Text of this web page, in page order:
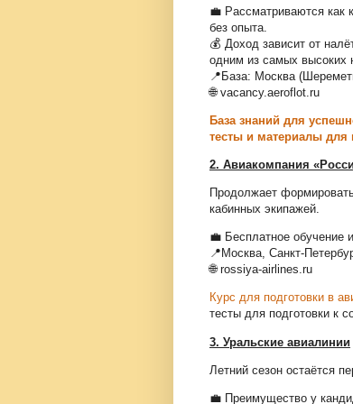
💼 Рассматриваются как
без опыта.
💰 Доход зависит от
одним из самых высоких
📍База: Москва
🌐 vacancy.aeroflot.ru
База знаний для
тесты и материалы для
2. Авиакомпания
Продолжает
кабинных экипажей.
💼 Бесплатное обучение
📍Москва, Санкт-
🌐 rossiya-airlines.ru
Курс для подготовки в
тесты для подготовки к
3. Уральские авиалинии
Летний сезон остаётся
💼 Преимущество у